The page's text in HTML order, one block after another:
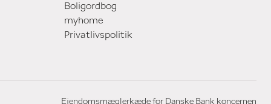
Boligordbog
myhome
Privatlivspolitik
Ejendomsmæglerkæde for Danske Bank koncernen